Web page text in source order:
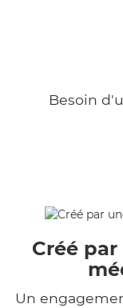
Besoin
Créé
Un